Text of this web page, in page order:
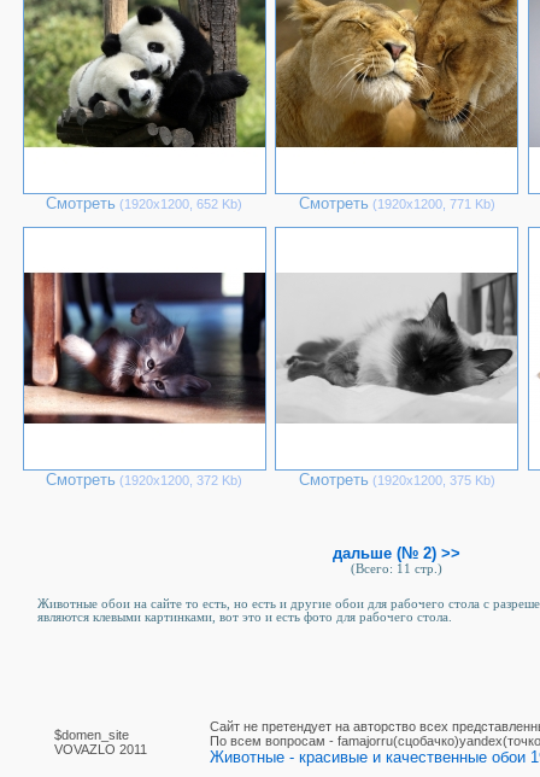
Смотреть (1920х1200, 652 Kb) Смотреть (1920х1200, 771 Kb)
Смотреть (1920х1200, 372 Kb) Смотреть (1920х1200, 375 Kb)
дальше (№ 2) >>
(Всего: 11 стр.)
Животные обои на сайте то есть, но есть и другие обои для рабочего стола c
являются клевыми картинками, вот это и есть фото для рабочего стола.
$domen_site
VOVAZLO 2011
Сайт не претендует на авторство всех
По вcем вопросам -
Животные - красивые и качественные обои